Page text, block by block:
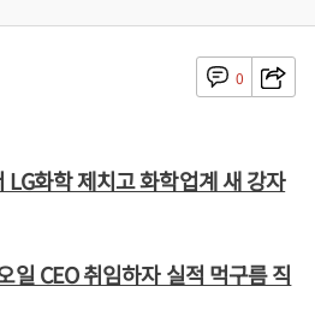
0
화학 제치고 화학업계 새 강자
CEO 취임하자 실적 먹구름 직